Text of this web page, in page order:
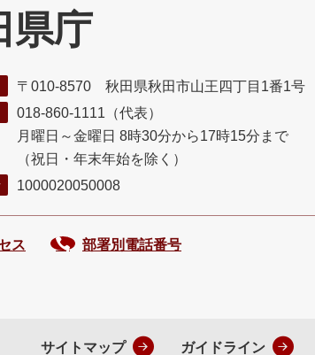
県庁
〒010-8570 秋田県秋田市山王四丁目1番1号
018-860-1111（代表）
月曜日～金曜日 8時30分から17時15分まで
（祝日・年末年始を除く）
1000020050008
ス 部署別電話番号
サイトマップ ガイドライン